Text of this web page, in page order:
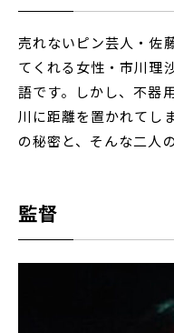
売れないピン芸人・佐
てくれる女性・市川理
語です。しかし、不器
川に距離を置かれてし
の秘密と、そんな二人
監督